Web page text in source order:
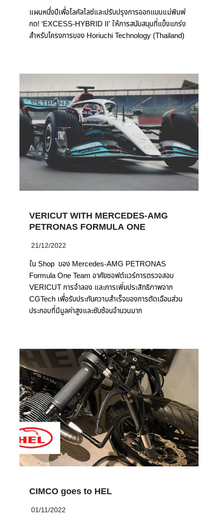
แผนหนึ่งปีเพื่อโลคัลไลซ์และปรับปรุงการออกแบบแม่พิมพ์
กด! ‘EXCESS-HYBRID II’ ให้การสนับสนุนที่แข็งแกร่ง
สำหรับโครงการของ Horiuchi Technology (Thailand)
VERICUT WITH MERCEDES-AMG
PETRONAS FORMULA ONE
21/12/2022
ใน Shop ของ Mercedes-AMG PETRONAS
Formula One Team อาศัยซอฟต์แวร์การตรวจสอบ
VERICUT การจำลอง และการเพิ่มประสิทธิภาพจาก
CGTech เพื่อรับประกันความสำเร็จของการตัดเฉือนส่วน
ประกอบที่มีมูลค่าสูงและซับซ้อนจำนวนมาก
CIMCO goes to HEL
01/11/2022